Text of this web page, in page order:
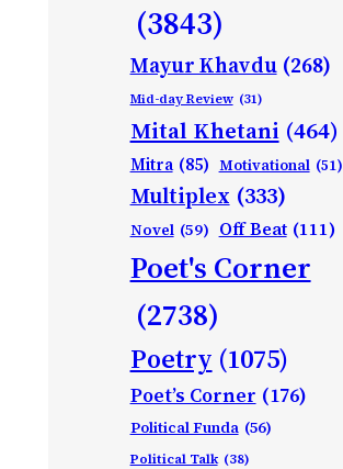
(3843)
Mayur Khavdu (268)
Mid-day Review (31)
Mital Khetani (464)
Mitra (85) Motivational (51)
Multiplex (333)
Novel (59) Off Beat (111)
Poet's Corner
(2738)
Poetry (1075)
Poet’s Corner (176)
Political Funda (56)
Political Talk (38)